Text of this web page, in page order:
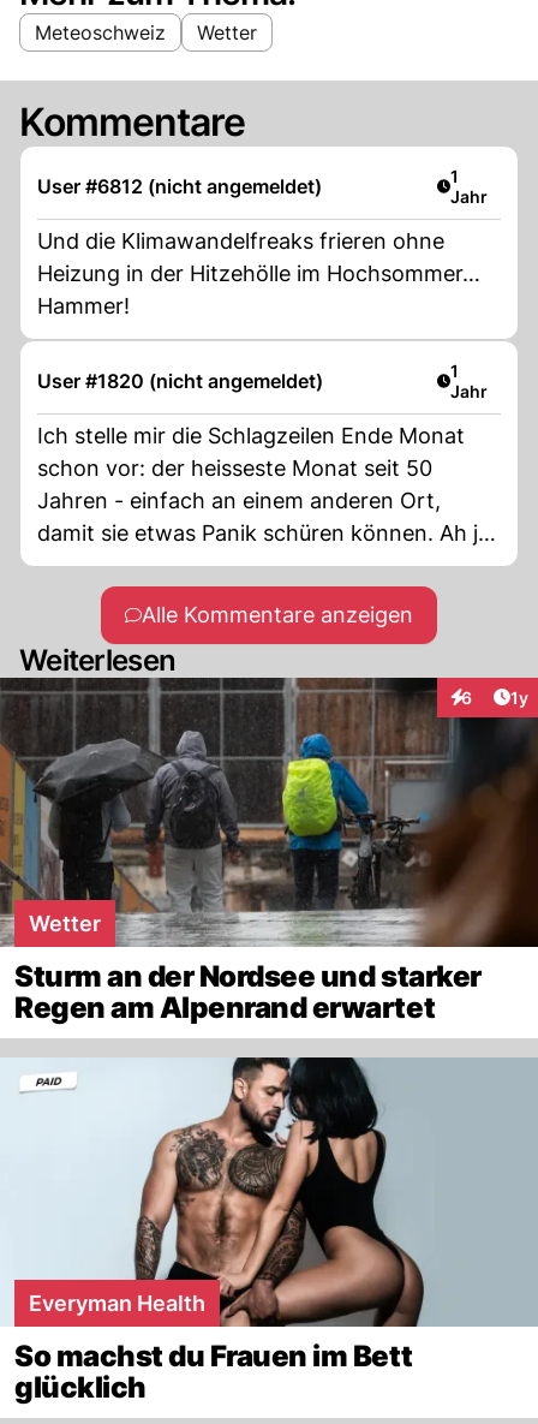
Meteoschweiz Wetter
Kommentare
User #6812 (nicht angemeldet) Artikel
1
Jahr
Und die Klimawandelfreaks frieren ohne
Heizung in der Hitzehölle im Hochsommer…
Hammer!
User #1820 (nicht angemeldet) Artikel
1
Jahr
Ich stelle mir die Schlagzeilen Ende Monat
schon vor: der heisseste Monat seit 50
Jahren - einfach an einem anderen Ort,
damit sie etwas Panik schüren können. Ah ja,
und die Wasseroberfläche kocht auch wieder
- einfach nicht auf der Nordhalbkugel und
auch nicht auf der Südhalbkugel.
Alle Kommentare anzeigen
Weiterlesen
6 1y
Wetter
Sturm an der Nordsee und starker
Regen am Alpenrand erwartet
Everyman Health
So machst du Frauen im Bett
glücklich